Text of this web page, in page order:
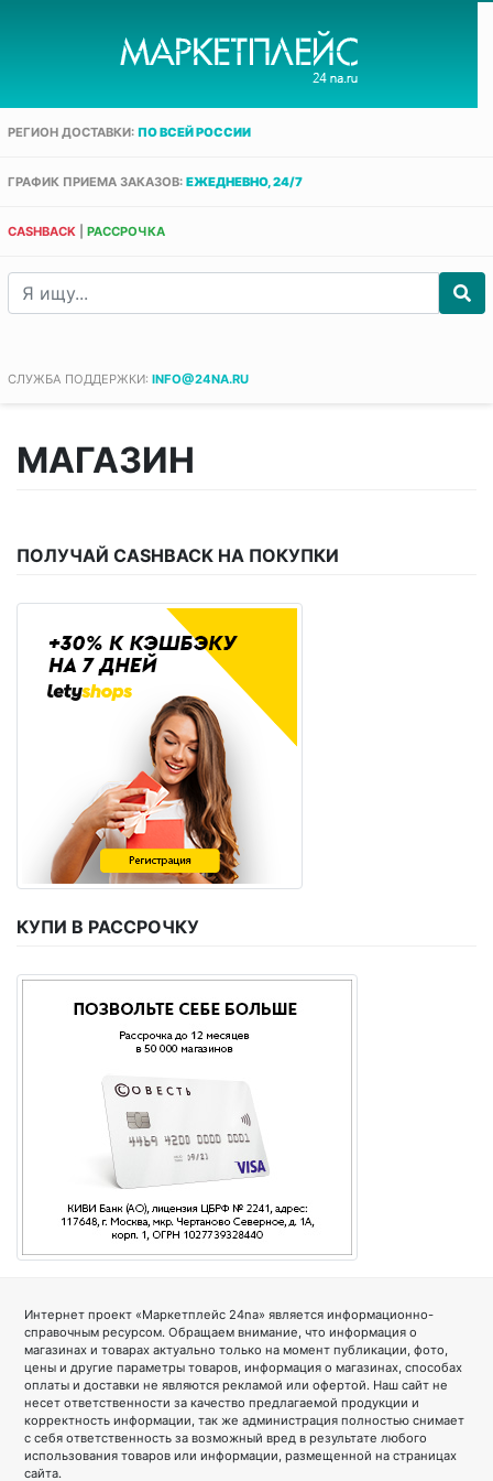
РЕГИОН ДОСТАВКИ: ПО ВСЕЙ РОССИИ
ГРАФИК ПРИЕМА ЗАКАЗОВ: ЕЖЕДНЕВНО, 24/7
CASHBACK РАССРОЧКА
СЛУЖБА ПОДДЕРЖКИ: INFO@24NA.RU
МАГАЗИН
ПОЛУЧАЙ CASHBACK НА ПОКУПКИ
КУПИ В РАССРОЧКУ
Интернет проект «Маркетплейс 24na» является информационно-
справочным ресурсом. Обращаем внимание, что информация о
магазинах и товарах актуально только на момент публикации, фото,
цены и другие параметры товаров, информация о магазинах, способах
оплаты и доставки не являются рекламой или офертой. Наш сайт не
несет ответственности за качество предлагаемой продукции и
корректность информации, так же администрация полностью снимает
с себя ответственность за возможный вред в результате любого
использования товаров или информации, размещенной на страницах
сайта.